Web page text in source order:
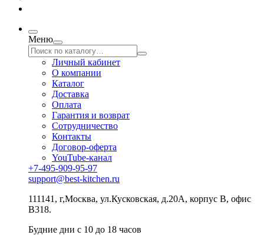
Меню
Личный кабинет
О компании
Каталог
Доставка
Оплата
Гарантия и возврат
Сотрудничество
Контакты
Договор-оферта
YouTube-канал
+7-495-909-95-97
support@best-kitchen.ru
111141, г,Москва, ул.Кусковская, д.20А, корпус В, офис
В318.
Будние дни с 10 до 18 часов